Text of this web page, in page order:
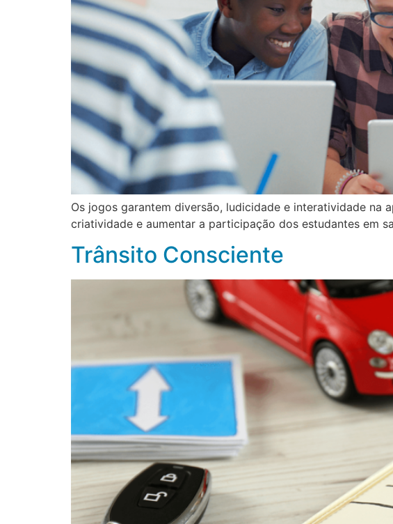
Os jogos garantem diversão, ludicidade e interatividade na
criatividade e aumentar a participação dos estudantes em
Trânsito Consciente